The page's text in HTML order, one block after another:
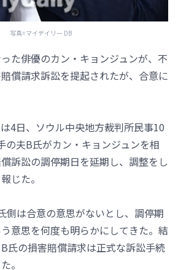
写真=マイデイリー DB
た俳優のカン・キョンジュンが、不
償請求訴訟を提起されたが、合意に
4日、ソウル中央地方裁判所民事10
の夫B氏がカン・キョンジュンを相
訴訟の調停期日を延期し、調整をし
じた。
側は合意の意思がないとし、調停期
意思を何度も明らかにしてきた。結
氏の損害賠償請求は正式な訴訟手続
。